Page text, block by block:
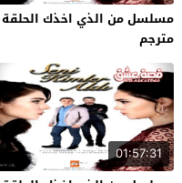
مترجم
01:57:31